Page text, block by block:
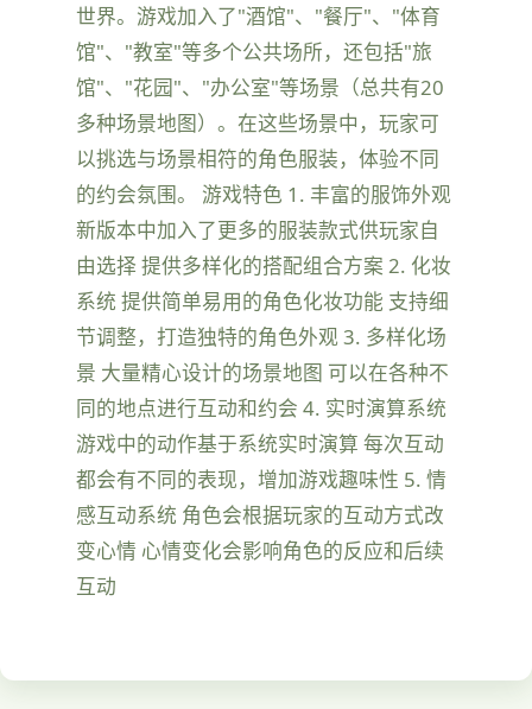
世界。游戏加入了"酒馆"、"餐厅"、"体育
馆"、"教室"等多个公共场所，还包括"旅
馆"、"花园"、"办公室"等场景（总共有20
多种场景地图）。在这些场景中，玩家可
以挑选与场景相符的角色服装，体验不同
的约会氛围。 游戏特色 1. 丰富的服饰外观
新版本中加入了更多的服装款式供玩家自
由选择 提供多样化的搭配组合方案 2. 化妆
系统 提供简单易用的角色化妆功能 支持细
节调整，打造独特的角色外观 3. 多样化场
景 大量精心设计的场景地图 可以在各种不
同的地点进行互动和约会 4. 实时演算系统
游戏中的动作基于系统实时演算 每次互动
都会有不同的表现，增加游戏趣味性 5. 情
感互动系统 角色会根据玩家的互动方式改
变心情 心情变化会影响角色的反应和后续
互动